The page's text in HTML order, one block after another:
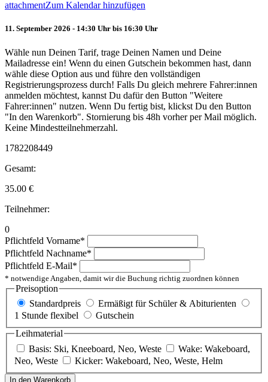
attachmentZum Kalendar hinzufügen
11. September 2026 - 14:30 Uhr bis 16:30 Uhr
Wähle nun Deinen Tarif, trage Deinen Namen und Deine
Mailadresse ein! Wenn du einen Gutschein bekommen hast, dann
wähle diese Option aus und führe den vollständigen
Registrierungsprozess durch! Falls Du gleich mehrere Fahrer:innen
anmelden möchtest, kannst Du dafür den Button "Weitere
Fahrer:innen" nutzen. Wenn Du fertig bist, klickst Du den Button
"In den Warenkorb". Stornierung bis 48h vorher per Mail möglich.
Keine Mindestteilnehmerzahl.
1782208449
Gesamt:
35.00 €
Teilnehmer:
0
Pflichtfeld Vorname*
Pflichtfeld Nachname*
Pflichtfeld E-Mail*
* notwendige Angaben, damit wir die Buchung richtig zuordnen können
Preisoption
Standardpreis
Ermäßigt für Schüler & Abiturienten
1 Stunde flexibel
Gutschein
Leihmaterial
Basis: Ski, Kneeboard, Neo, Weste
Wake: Wakeboard,
Neo, Weste
Kicker: Wakeboard, Neo, Weste, Helm